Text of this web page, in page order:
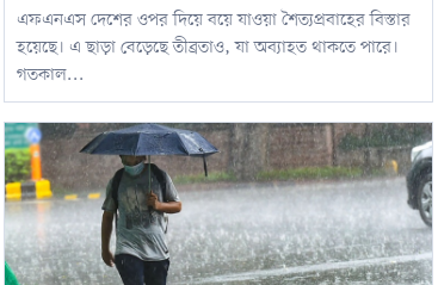
এফএনএস দেশের ওপর দিয়ে বয়ে যাওয়া শৈত্যপ্রবাহের বিস্তার
হয়েছে। এ ছাড়া বেড়েছে তীব্রতাও, যা অব্যাহত থাকতে পারে।
গতকাল...